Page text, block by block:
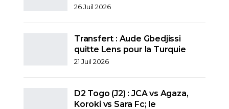
26 Juil 2026
Transfert : Aude Gbedjissi
quitte Lens pour la Turquie
21 Juil 2026
D2 Togo (J2) : JCA vs Agaza,
Koroki vs Sara Fc; le